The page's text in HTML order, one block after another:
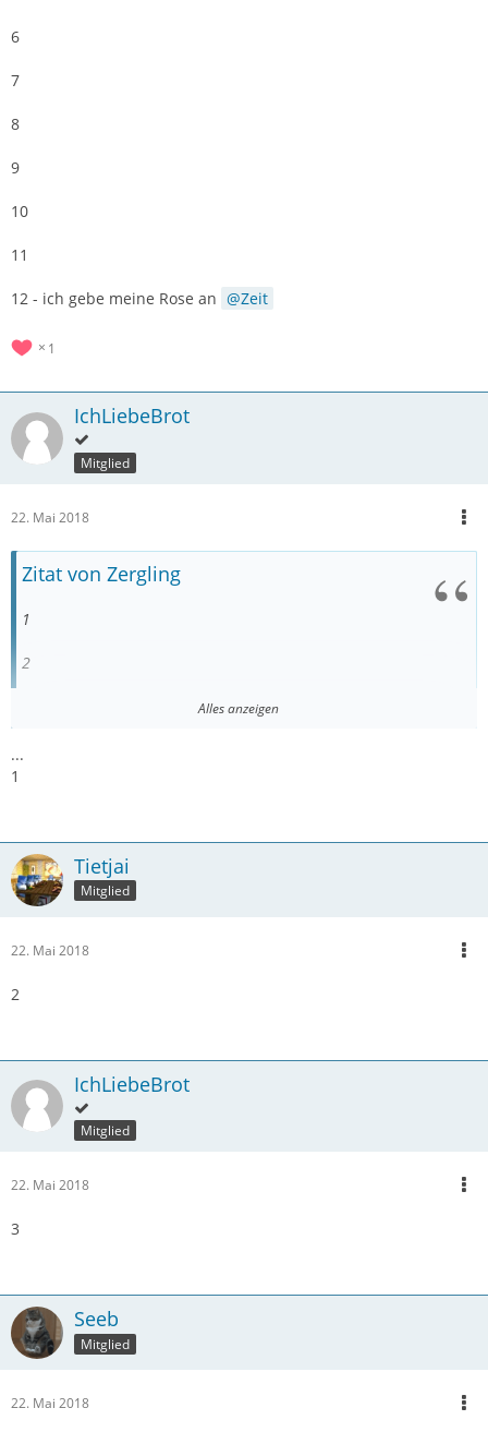
6
7
8
9
10
11
12 - ich gebe meine Rose an Zeit
1
IchLiebeBrot
Mitglied
22. Mai 2018
Zitat von Zergling
1
2
7
12 - ich gebe meine Rose an
Alles anzeigen
...
1
Tietjai
Mitglied
22. Mai 2018
2
IchLiebeBrot
Mitglied
22. Mai 2018
3
Seeb
Mitglied
22. Mai 2018